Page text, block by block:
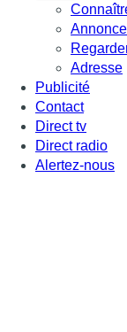
Adresse
Publicité
Contact
Direct tv
Direct radio
Alertez-nous